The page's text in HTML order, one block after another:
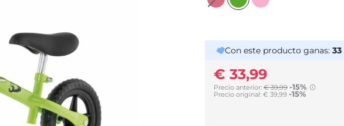
Con este producto ganas: 33
Precio original: € 39,99 -15%
Precio anterior: € 39,99 -15%
€ 33,99